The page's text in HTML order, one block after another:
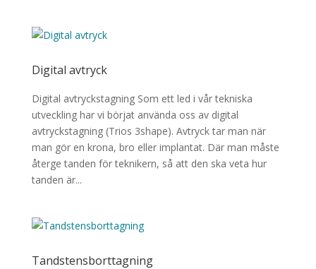
Digital avtryck
Digital avtryckstagning Som ett led i vår tekniska
utveckling har vi börjat använda oss av digital
avtryckstagning (Trios 3shape). Avtryck tar man när
man gör en krona, bro eller implantat. Där man måste
återge tanden för teknikern, så att den ska veta hur
tanden är...
Tandstensborttagning